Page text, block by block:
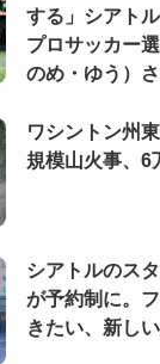
する」シアト
プロサッカー
のめ・ゆう）
ワシントン州
規模山火事、6
シアトルのス
が予約制に。
きたい、新し